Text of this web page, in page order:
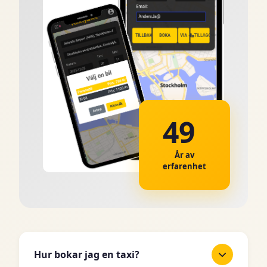
49
År av
erfarenhet
Hur bokar jag en taxi?